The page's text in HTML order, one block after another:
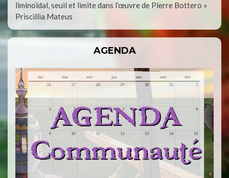
liminoïdal, seuil et limite dans l’œuvre de Pierre Bottero »
Priscillia Mateus
AGENDA